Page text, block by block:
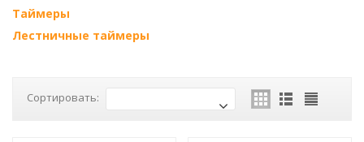
Таймеры
Лестничные таймеры
Сортировать: